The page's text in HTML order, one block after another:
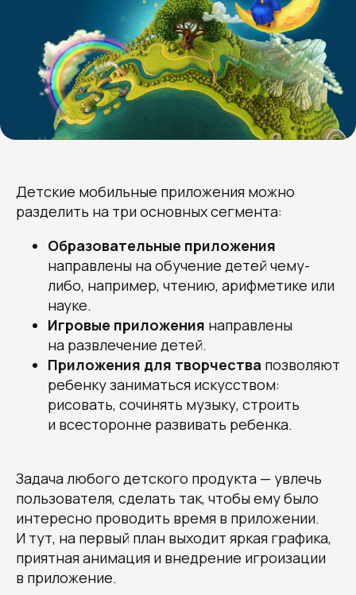
Детские мобильные приложения можно
разделить на три основных сегмента:
Образовательные приложения
направлены на обучение детей чему-
либо, например, чтению, арифметике или
науке.
Игровые приложения направлены
на развлечение детей.
Приложения для творчества позволяют
ребенку заниматься искусством:
рисовать, сочинять музыку, строить
и всесторонне развивать ребенка.
Задача любого детского продукта — увлечь
пользователя, сделать так, чтобы ему было
интересно проводить время в приложении.
И тут, на первый план выходит яркая графика,
приятная анимация и внедрение игроизации
в приложение.